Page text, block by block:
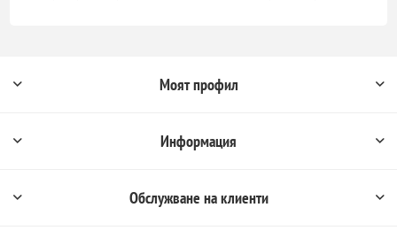
Моят профил
Информация
Обслужване на клиенти